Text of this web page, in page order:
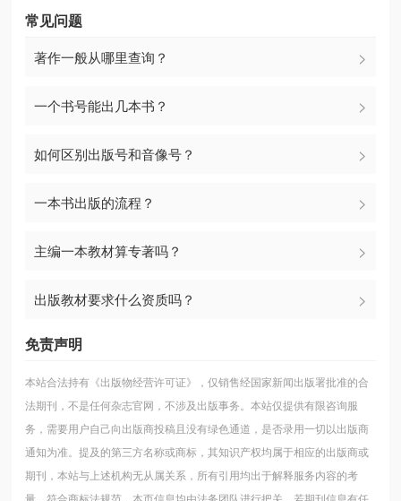
常见问题
著作一般从哪里查询？
一个书号能出几本书？
如何区别出版号和音像号？
一本书出版的流程？
主编一本教材算专著吗？
出版教材要求什么资质吗？
免责声明
本站合法持有 《出版物经营许可证》
，仅销售经国家新闻出版署批准的合
法期刊，不是任何杂志官网，不涉及出版事务。本站仅提供有限咨询服
务，需要用户自己向出版商投稿且没有绿色通道，是否录用一切以出版商
通知为准。提及的第三方名称或商标，其知识产权均属于相应的出版商或
期刊，本站与上述机构无从属关系，所有引用均出于解释服务内容的考